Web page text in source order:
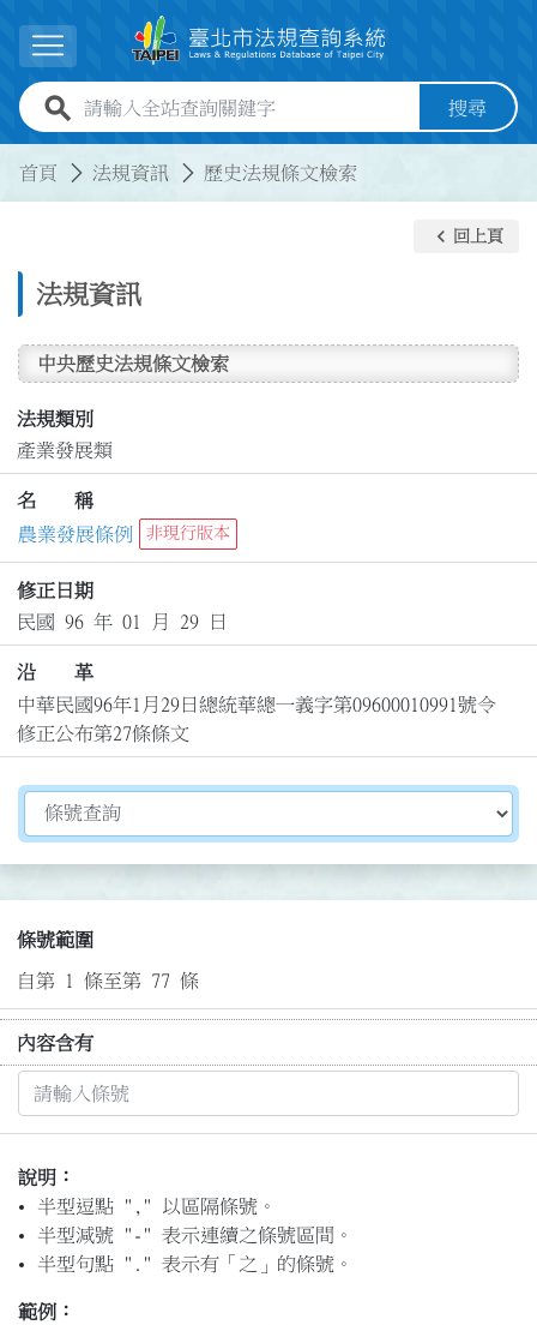
展開選單
全站查詢關鍵字欄位 搜尋
首頁 法規資訊 歷史法規條文檢索
法規資訊
keyboard_arrow_left 回上頁
中央歷史法規條文檢索
法規類別
產業發展類
名 稱
農業發展條例
非現行版本
修正日期
民國 96 年 01 月 29 日
沿 革
中華民國96年1月29日總統華總一義字第09600010991號令
修正公布第27條條文
切換選擇法規資訊內容
條號範圍
自第 1 條至第 77 條
內容含有
說明：
半型逗點 "," 以區隔條號。
半型減號 "-" 表示連續之條號區間。
半型句點 "." 表示有「之」的條號。
範例：